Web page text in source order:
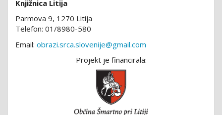
Knjižnica Litija
Parmova 9, 1270 Litija
Telefon: 01/8980-580
Email: obrazi.srca.slovenije@gmail.com
Projekt je financirala: